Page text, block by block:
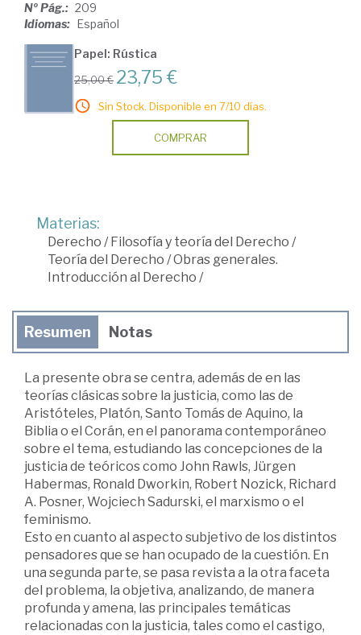
Nº Pág.: 209
Idiomas: Español
Papel: Rústica
25,00 € 23,75 €
Sin Stock. Disponible en 7/10 días.
COMPRAR
Materias:
Derecho /Filosofía y teoría del Derecho /
Teoría del Derecho /Obras generales.
Introducción al Derecho /
Resumen Notas
La presente obra se centra, además de en las
teorías clásicas sobre la justicia, como las de
Aristóteles, Platón, Santo Tomás de Aquino, la
Biblia o el Corán, en el panorama contemporáneo
sobre el tema, estudiando las concepciones de la
justicia de teóricos como John Rawls, Jürgen
Habermas, Ronald Dworkin, Robert Nozick, Richard
A. Posner, Wojciech Sadurski, el marxismo o el
feminismo.
Esto en cuanto al aspecto subjetivo de los distintos
pensadores que se han ocupado de la cuestión. En
una segunda parte, se pasa revista a la otra faceta
del problema, la objetiva, analizando, de manera
profunda y amena, las principales temáticas
relacionadas con la justicia, tales como el castigo,